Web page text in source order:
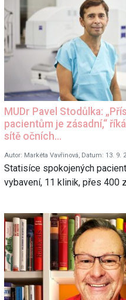
MUDr Pavel Stodůlka:
pacientům je zásadní,“
sítě očních…
Autor: Markéta Vavřinová, Datum: 13. 9.
Statisíce spokojených
vybavení, 11 klinik, přes 400